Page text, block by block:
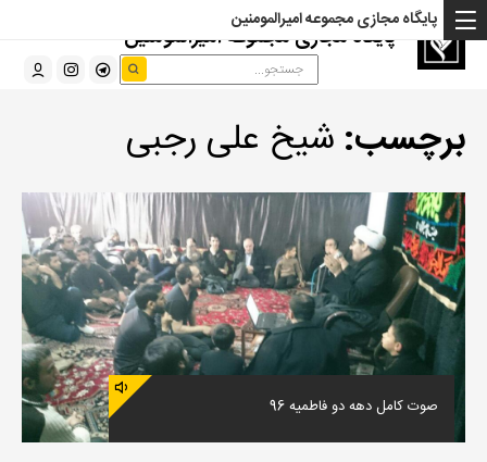
پایگاه مجازی مجموعه امیرالمومنین
پایگاه مجازی مجموعه امیرالمومنین
برچسب: شیخ علی رجبی
صوت کامل دهه دو فاطمیه 96